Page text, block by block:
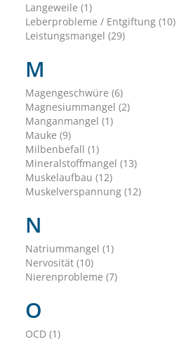
Langeweile (1)
Leberprobleme / Entgiftung (10)
Leistungsmangel (29)
M
Magengeschwüre (6)
Magnesiummangel (2)
Manganmangel (1)
Mauke (9)
Milbenbefall (1)
Mineralstoffmangel (13)
Muskelaufbau (12)
Muskelverspannung (12)
N
Natriummangel (1)
Nervosität (10)
Nierenprobleme (7)
O
OCD (1)